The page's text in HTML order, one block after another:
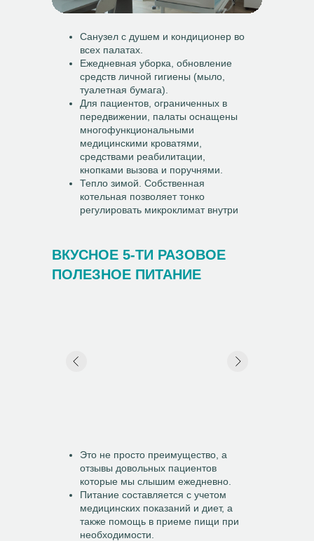
Санузел с душем и кондиционер во
всех палатах.
Ежедневная уборка, обновление
средств личной гигиены (мыло,
туалетная бумага).
Для пациентов, ограниченных в
передвижении, палаты оснащены
многофункциональными
медицинскими кроватями,
средствами реабилитации,
кнопками вызова и поручнями.
Тепло зимой. Собственная
котельная позволяет тонко
регулировать микроклимат внутри
Это не просто преимущество, а
отзывы довольных пациентов
которые мы слышим ежедневно.
Питание составляется с учетом
медицинских показаний и диет, а
также помощь в приеме пищи при
необходимости.
ВКУСНОЕ 5-ТИ РАЗОВОЕ
ПОЛЕЗНОЕ ПИТАНИЕ